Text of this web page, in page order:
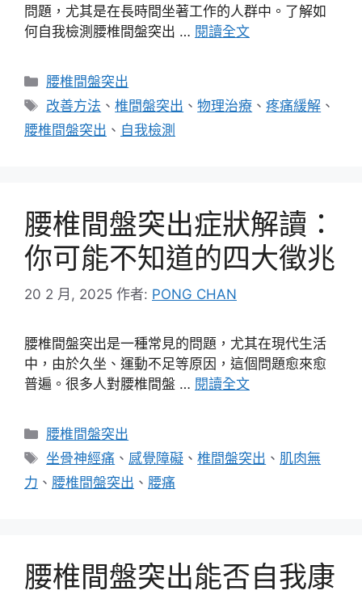
問題，尤其是在長時間坐著工作的人群中。了解如
何自我檢測腰椎間盤突出 … 閱讀全文
分
類
腰椎間盤突出
標
籤
改善方法 、椎間盤突出 、物理治療 、疼痛緩解 、
腰椎間盤突出 、 自我檢測
腰椎間盤突出症狀解讀：
你可能不知道的四大徵兆
20 2 月, 2025 作者: PONG CHAN
腰椎間盤突出是一種常見的問題，尤其在現代生活
中，由於久坐、運動不足等原因，這個問題愈來愈
普遍。很多人對腰椎間盤 … 閱讀全文
分
類
腰椎間盤突出
標
籤
坐骨神經痛 、 感覺障礙 、椎間盤突出 、 肌肉無
力 、 腰椎間盤突出 、 腰痛
腰椎間盤突出能否自我康